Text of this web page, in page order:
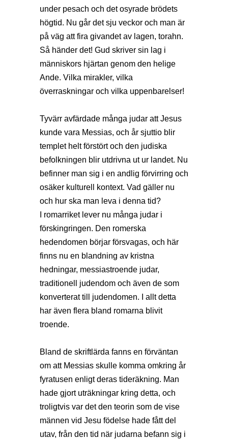
under pesach och det osyrade brödets
högtid. Nu går det sju veckor och man är
på väg att fira givandet av lagen, torahn.
Så händer det! Gud skriver sin lag i
människors hjärtan genom den helige
Ande. Vilka mirakler, vilka
överraskningar och vilka uppenbarelser!
Tyvärr avfärdade många judar att Jesus
kunde vara Messias, och år sjuttio blir
templet helt förstört och den judiska
befolkningen blir utdrivna ut ur landet. Nu
befinner man sig i en andlig förvirring och
osäker kulturell kontext. Vad gäller nu
och hur ska man leva i denna tid?
I romarriket lever nu många judar i
förskingringen. Den romerska
hedendomen börjar försvagas, och här
finns nu en blandning av kristna
hedningar, messiastroende judar,
traditionell judendom och även de som
konverterat till judendomen. I allt detta
har även flera bland romarna blivit
troende.
Bland de skriftlärda fanns en förväntan
om att Messias skulle komma omkring år
fyratusen enligt deras tideräkning. Man
hade gjort uträkningar kring detta, och
troligtvis var det den teorin som de vise
männen vid Jesu födelse hade fått del
utav, från den tid när judarna befann sig i